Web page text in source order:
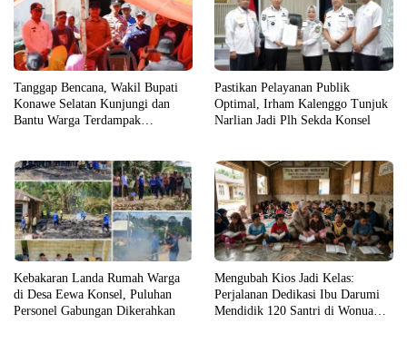
Tanggap Bencana, Wakil Bupati
Konawe Selatan Kunjungi dan
Bantu Warga Terdampak
Pastikan Pelayanan Publik
Optimal, Irham Kalenggo Tunjuk
Narlian Jadi Plh Sekda Konsel
Kebakaran Landa Rumah Warga
di Desa Eewa Konsel, Puluhan
Personel Gabungan Dikerahkan
Mengubah Kios Jadi Kelas:
Perjalanan Dedikasi Ibu Darumi
Mendidik 120 Santri di Wonua